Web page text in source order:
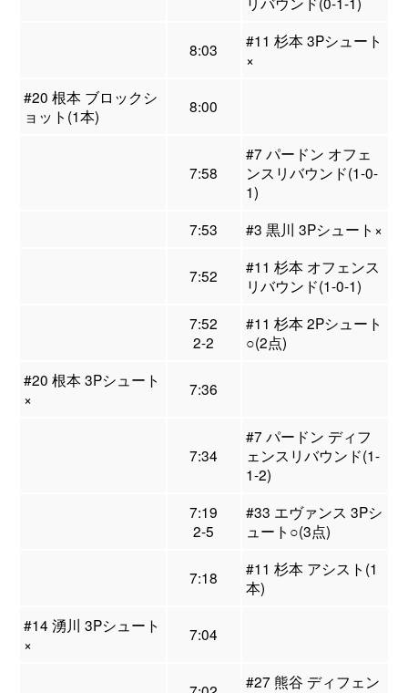
8:03
#11 杉本 3Pシュート
×
#20 根本 ブロックシ
ョット(1本)
8:00
7:58
#7 パードン オフェ
ンスリバウンド(1-0-
1)
7:53
#3 黒川 3Pシュート×
7:52
#11 杉本 オフェンス
リバウンド(1-0-1)
7:52
2-2
#11 杉本 2Pシュート
○(2点)
#20 根本 3Pシュート
×
7:36
7:34
#7 パードン ディフ
ェンスリバウンド(1-
1-2)
7:19
2-5
#33 エヴァンス 3Pシ
ュート○(3点)
7:18
#11 杉本 アシスト(1
本)
#14 湧川 3Pシュート
×
7:04
#27 熊谷 ディフェン